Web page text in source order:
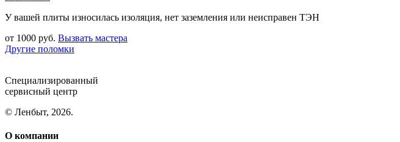
У вашей плиты износилась изоляция, нет заземления или неисправен ТЭН
от 1000 руб. Вызвать мастера
Другие поломки
Специализированный
сервисный центр
© Ленбыт, 2026.
О компании